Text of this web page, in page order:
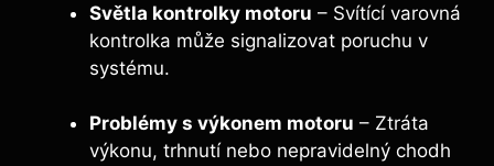
Světla kontrolky motoru – Svítící varovná
kontrolka může signalizovat poruchu v
systému.
Problémy s výkonem motoru – Ztráta
výkonu, trhnutí nebo nepravidelný chodh